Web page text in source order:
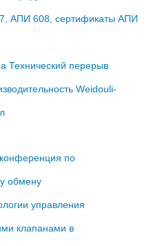
АПИ 608, сертификаты АПИ
Технический перерыв
Weidouli-
по
обмену
управления
клапанами в